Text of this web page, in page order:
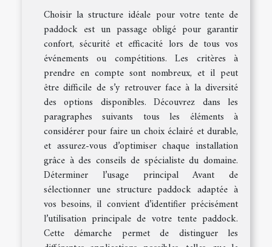
Choisir la structure idéale pour votre tente de
paddock est un passage obligé pour garantir
confort, sécurité et efficacité lors de tous vos
événements ou compétitions. Les critères à
prendre en compte sont nombreux, et il peut
être difficile de s’y retrouver face à la diversité
des options disponibles. Découvrez dans les
paragraphes suivants tous les éléments à
considérer pour faire un choix éclairé et durable,
et assurez-vous d’optimiser chaque installation
grâce à des conseils de spécialiste du domaine.
Déterminer l’usage principal Avant de
sélectionner une structure paddock adaptée à
vos besoins, il convient d’identifier précisément
l’utilisation principale de votre tente paddock.
Cette démarche permet de distinguer les